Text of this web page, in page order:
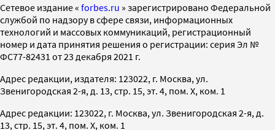
Cетевое издание « forbes.ru » зарегистрировано Федеральной
службой по надзору в сфере связи, информационных
технологий и массовых коммуникаций, регистрационный
номер и дата принятия решения о регистрации: серия Эл №
ФС77-82431 от 23 декабря 2021 г.
Адрес редакции, издателя: 123022, г. Москва, ул.
Звенигородская 2-я, д. 13, стр. 15, эт. 4, пом. X, ком. 1
Адрес редакции: 123022, г. Москва, ул. Звенигородская 2-я, д.
13, стр. 15, эт. 4, пом. X, ком. 1